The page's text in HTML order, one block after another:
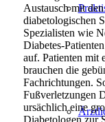
Austausch mit
diabetologischen
Spezialisten wie
Diabetes-
auf. Patienten mit
brauchen die
Fachrichtungen.
Fußverletzungen
ursächlich eine
Diabetologen zur